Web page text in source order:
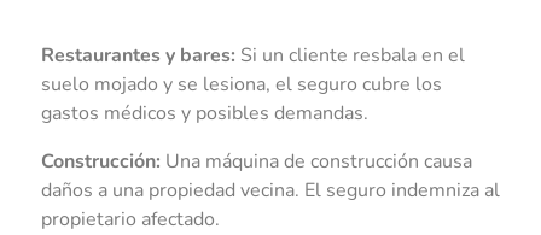
Restaurantes y bares: Si un cliente resbala en el
suelo mojado y se lesiona, el seguro cubre los
gastos médicos y posibles demandas.
Construcción: Una máquina de construcción causa
daños a una propiedad vecina. El seguro indemniza al
propietario afectado.